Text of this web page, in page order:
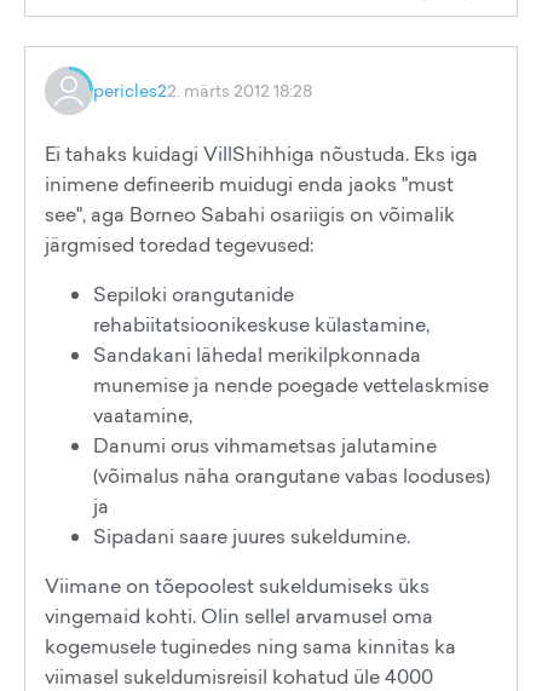
pericles22. märts 2012 18:28
Ei tahaks kuidagi VillShihhiga nõustuda. Eks iga
inimene defineerib muidugi enda jaoks "must
see", aga Borneo Sabahi osariigis on võimalik
järgmised toredad tegevused:
Sepiloki orangutanide
rehabiitatsioonikeskuse külastamine,
Sandakani lähedal merikilpkonnada
munemise ja nende poegade vettelaskmise
vaatamine,
Danumi orus vihmametsas jalutamine
(võimalus näha orangutane vabas looduses)
ja
Sipadani saare juures sukeldumine.
Viimane on tõepoolest sukeldumiseks üks
vingemaid kohti. Olin sellel arvamusel oma
kogemusele tuginedes ning sama kinnitas ka
viimasel sukeldumisreisil kohatud üle 4000